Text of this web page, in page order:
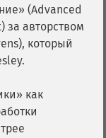
(Advanced
за авторством
который
как